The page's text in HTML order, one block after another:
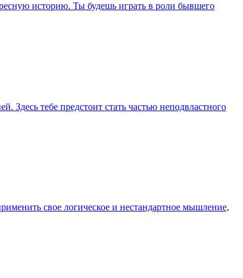
историю. Ты будешь играть в роли бывшего
Здесь тебе предстоит стать частью неподвластного
свое логическое и нестандартное мышление,